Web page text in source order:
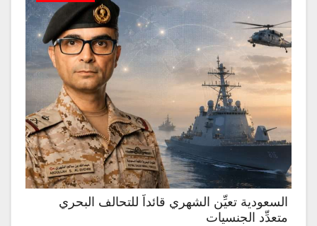
السعودية تعيِّن الشهري قائداً للتحالف البحري
متعدِّد الجنسيات